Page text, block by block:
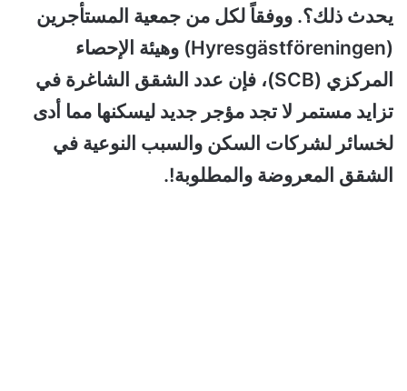
يحدث ذلك؟. ووفقاً لكل من جمعية المستأجرين
(Hyresgästföreningen) وهيئة الإحصاء
المركزي (SCB)، فإن عدد الشقق الشاغرة في
تزايد مستمر لا تجد مؤجر جديد ليسكنها مما أدى
لخسائر لشركات السكن والسبب النوعية في
الشقق المعروضة والمطلوبة!.